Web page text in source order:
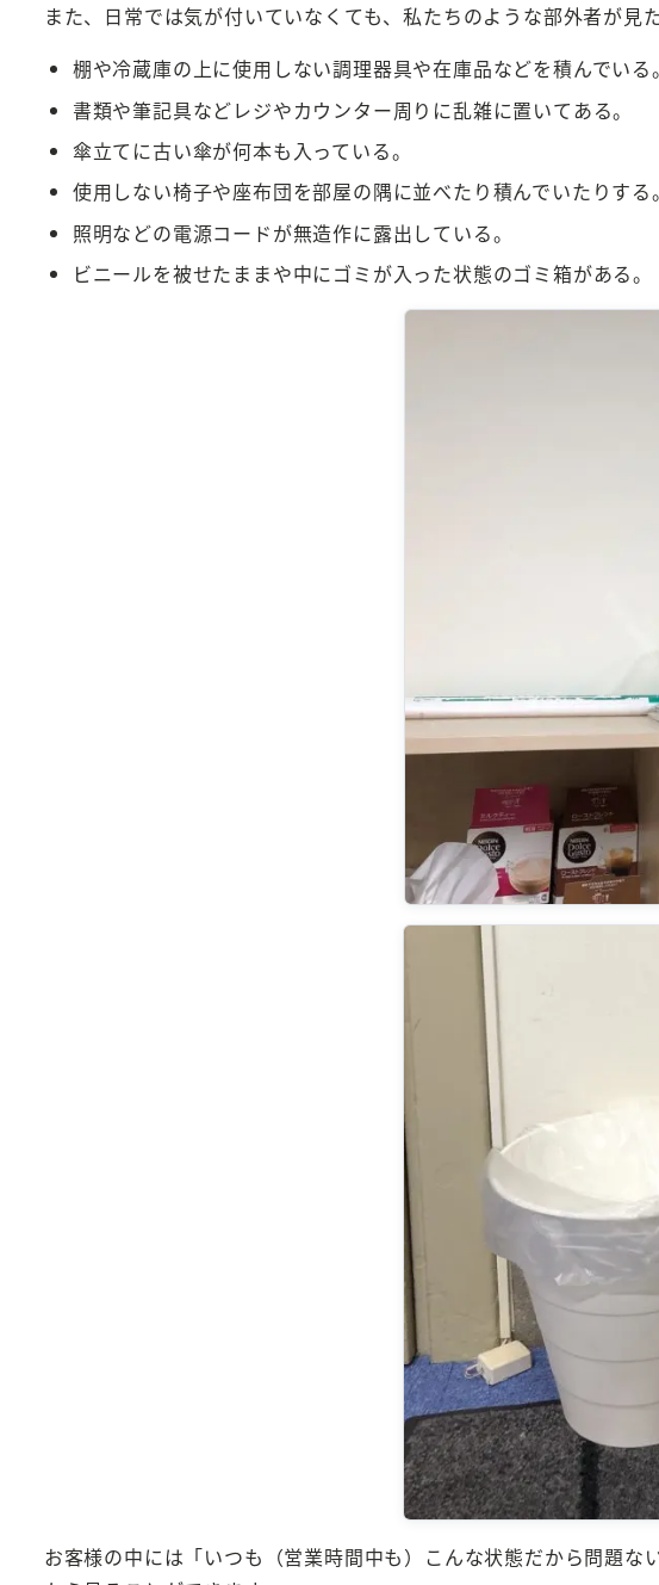
また、日常では気が付いていなくても、私たちのような部外者が見
棚や冷蔵庫の上に使用しない調理器具や在庫品などを積んでいる。
書類や筆記具などレジやカウンター周りに乱雑に置いてある。
傘立てに古い傘が何本も入っている。
使用しない椅子や座布団を部屋の隅に並べたり積んでいたりする。
照明などの電源コードが無造作に露出している。
ビニールを被せたままや中にゴミが入った状態のゴミ箱がある。
お客様の中には「いつも（営業時間中も）こんな状態だから問題